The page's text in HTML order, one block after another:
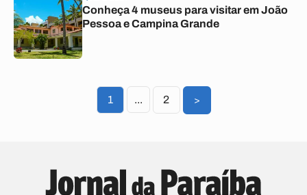
Conheça 4 museus para visitar em João
Pessoa e Campina Grande
1 ... 2 >